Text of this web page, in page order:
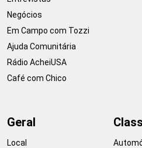
Negócios
Em Campo com Tozzi
Ajuda Comunitária
Rádio AcheiUSA
Café com Chico
Geral
Local